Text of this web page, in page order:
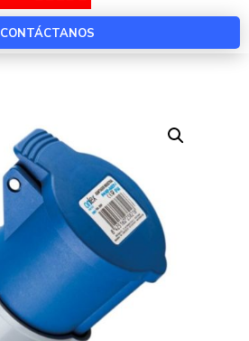
CONTÁCTANOS